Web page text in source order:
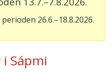
26.6.–18.8.2026.
Sápmi